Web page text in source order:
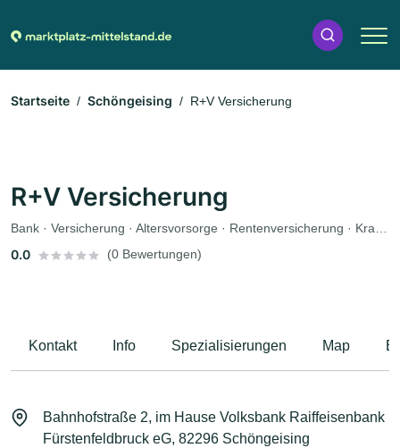
Startseite Schöngeising R+V Versicherung
R+V Versicherung
Bank · Versicherung · Altersvorsorge · Rentenversicherung · Krankenversicherung · Autoversicherung
0.0 (0 Bewertungen)
Kontakt Info Spezialisierungen Map
Bahnhofstraße 2, im Hause Volksbank Raiffeisenbank
Fürstenfeldbruck eG, 82296 Schöngeising